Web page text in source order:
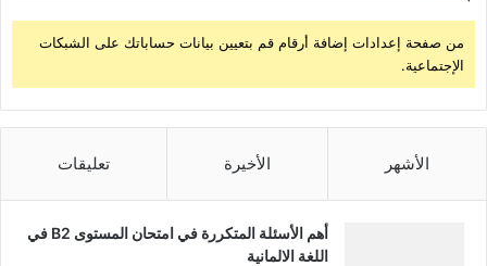
من صفحة إعدادات إضافة أرقام قم بتعيين بيانات حساباتك على الشبكات
الإجتماعية.
الأشهر الأخيرة تعليقات
أهم الأسئلة المتكررة في امتحان المستوى B2 في
اللغة الالمانية